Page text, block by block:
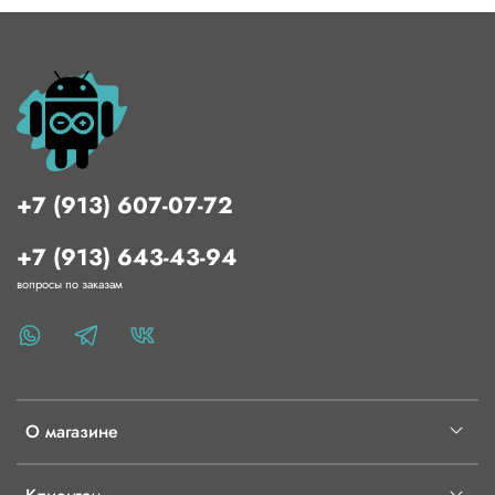
О магазине
+7 (913) 607-07-72
+7 (913) 643-43-94
вопросы по заказам